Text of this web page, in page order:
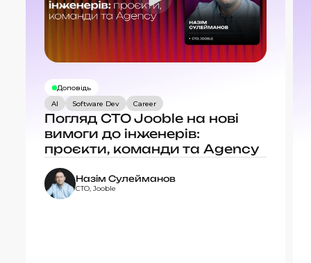
Доповідь
AI
Software Dev Career
Погляд CTO Jooble на нові
вимоги до інженерів:
проєкти, команди та Agency
Назім Сулейманов
CTO, Jooble